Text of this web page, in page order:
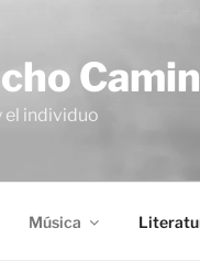
el individuo
Música